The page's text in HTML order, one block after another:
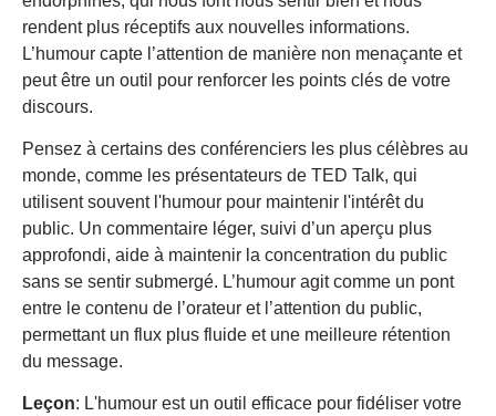
rendent plus réceptifs aux nouvelles informations.
L’humour capte l’attention de manière non menaçante et
peut être un outil pour renforcer les points clés de votre
discours.
Pensez à certains des conférenciers les plus célèbres au
monde, comme les présentateurs de TED Talk, qui
utilisent souvent l'humour pour maintenir l'intérêt du
public. Un commentaire léger, suivi d’un aperçu plus
approfondi, aide à maintenir la concentration du public
sans se sentir submergé. L’humour agit comme un pont
entre le contenu de l’orateur et l’attention du public,
permettant un flux plus fluide et une meilleure rétention
du message.
Leçon: L'humour est un outil efficace pour fidéliser votre